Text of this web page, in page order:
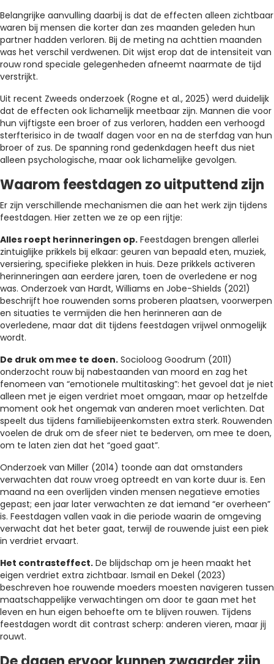
Belangrijke aanvulling daarbij is dat de effecten alleen zichtbaar
waren bij mensen die korter dan zes maanden geleden hun
partner hadden verloren. Bij de meting na achttien maanden
was het verschil verdwenen. Dit wijst erop dat de intensiteit van
rouw rond speciale gelegenheden afneemt naarmate de tijd
verstrijkt.
Uit recent Zweeds onderzoek (Rogne et al., 2025) werd duidelijk
dat de effecten ook lichamelijk meetbaar zijn. Mannen die voor
hun vijftigste een broer of zus verloren, hadden een verhoogd
sterfterisico in de twaalf dagen voor en na de sterfdag van hun
broer of zus. De spanning rond gedenkdagen heeft dus niet
alleen psychologische, maar ook lichamelijke gevolgen.
Waarom feestdagen zo uitputtend zijn
Er zijn verschillende mechanismen die aan het werk zijn tijdens
feestdagen. Hier zetten we ze op een rijtje:
Alles roept herinneringen op. Feestdagen brengen allerlei
zintuiglijke prikkels bij elkaar: geuren van bepaald eten, muziek,
versiering, specifieke plekken in huis. Deze prikkels activeren
herinneringen aan eerdere jaren, toen de overledene er nog
was. Onderzoek van Hardt, Williams en Jobe-Shields (2021)
beschrijft hoe rouwenden soms proberen plaatsen, voorwerpen
en situaties te vermijden die hen herinneren aan de
overledene, maar dat dit tijdens feestdagen vrijwel onmogelijk
wordt.
De druk om mee te doen. Socioloog Goodrum (2011)
onderzocht rouw bij nabestaanden van moord en zag het
fenomeen van “emotionele multitasking”: het gevoel dat je niet
alleen met je eigen verdriet moet omgaan, maar op hetzelfde
moment ook het ongemak van anderen moet verlichten. Dat
speelt dus tijdens familiebijeenkomsten extra sterk. Rouwenden
voelen de druk om de sfeer niet te bederven, om mee te doen,
om te laten zien dat het “goed gaat”.
Onderzoek van Miller (2014) toonde aan dat omstanders
verwachten dat rouw vroeg optreedt en van korte duur is. Een
maand na een overlijden vinden mensen negatieve emoties
gepast; een jaar later verwachten ze dat iemand “er overheen”
is. Feestdagen vallen vaak in die periode waarin de omgeving
verwacht dat het beter gaat, terwijl de rouwende juist een piek
in verdriet ervaart.
Het contrasteffect. De blijdschap om je heen maakt het
eigen verdriet extra zichtbaar. Ismail en Dekel (2023)
beschreven hoe rouwende moeders moesten navigeren tussen
maatschappelijke verwachtingen om door te gaan met het
leven en hun eigen behoefte om te blijven rouwen. Tijdens
feestdagen wordt dit contrast scherp: anderen vieren, maar jij
rouwt.